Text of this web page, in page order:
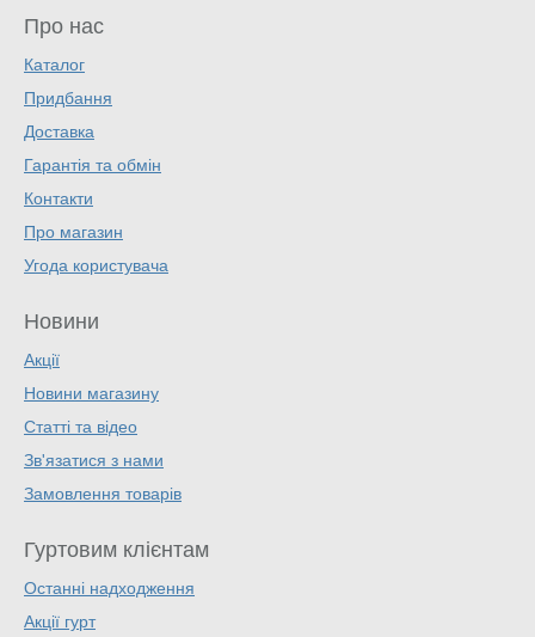
Про нас
Каталог
Придбання
Доставка
Гарантія та обмін
Контакти
Про магазин
Угода користувача
Новини
Акції
Новини магазину
Статті та відео
Зв'язатися з нами
Замовлення товарів
Гуртовим клієнтам
Останні надходження
Акції гурт